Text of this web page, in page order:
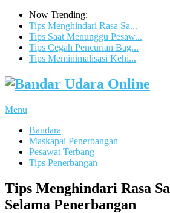
Now Trending:
Tips Menghindari Rasa Sa...
Tips Saat Menunggu Pesaw...
Tips Cegah Pencurian Bag...
Tips Meminimalisasi Kehi...
Menu
Bandara
Maskapai Penerbangan
Pesawat Terbang
Tips Penerbangan
Tips Menghindari Rasa
Selama Penerbangan